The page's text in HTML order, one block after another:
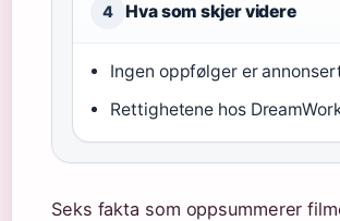
4 Hva som skjer videre
Ingen oppfølger er
Rettighetene hos
Seks fakta som oppsummerer